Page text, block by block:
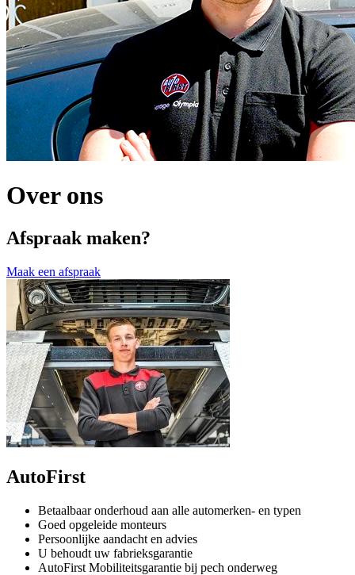
Over ons
Afspraak maken?
Maak een afspraak
AutoFirst
Betaalbaar onderhoud aan alle automerken- en typen
Goed opgeleide monteurs
Persoonlijke aandacht en advies
U behoudt uw fabrieksgarantie
AutoFirst Mobiliteitsgarantie bij pech onderweg